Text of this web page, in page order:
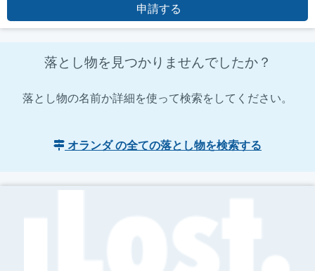
申請する
落とし物を見つかりませんでしたか？
落とし物の名前か詳細を使って検索をしてください。
オランダ の全ての落とし物を検索する